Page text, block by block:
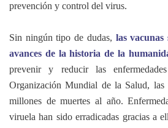
prevención y control del virus.
Sin ningún tipo de dudas, las
avances de la historia de la
prevenir y reducir las
Organización Mundial de la Salud,
millones de muertes al año.
viruela han sido erradicadas gracias a